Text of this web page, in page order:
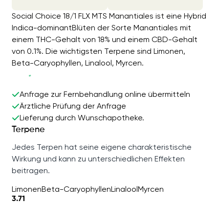
Social Choice 18/1 FLX MTS Manantiales ist eine Hybrid
Indica-dominantBlüten der Sorte Manantiales mit
einem THC-Gehalt von 18% und einem CBD-Gehalt
von 0.1%. Die wichtigsten Terpene sind Limonen,
Beta-Caryophyllen, Linalool, Myrcen.
Anfrage zur Fernbehandlung online übermitteln
Ärztliche Prüfung der Anfrage
Lieferung durch Wunschapotheke.
Terpene
Jedes Terpen hat seine eigene charakteristische
Wirkung und kann zu unterschiedlichen Effekten
beitragen.
LimonenBeta-CaryophyllenLinaloolMyrcen
3.71